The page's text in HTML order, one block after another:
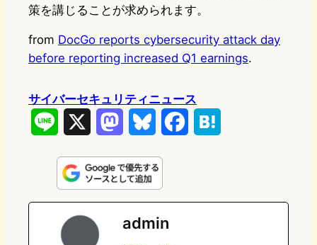
策を講じることが求められます。
from DocGo reports cybersecurity attack day
before reporting increased Q1 earnings.
サイバーセキュリティニュース
n
e
s
t
o
u
e
s
e
e
admin